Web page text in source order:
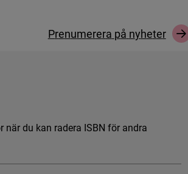
Prenumerera på nyheter
r när du kan radera ISBN för andra